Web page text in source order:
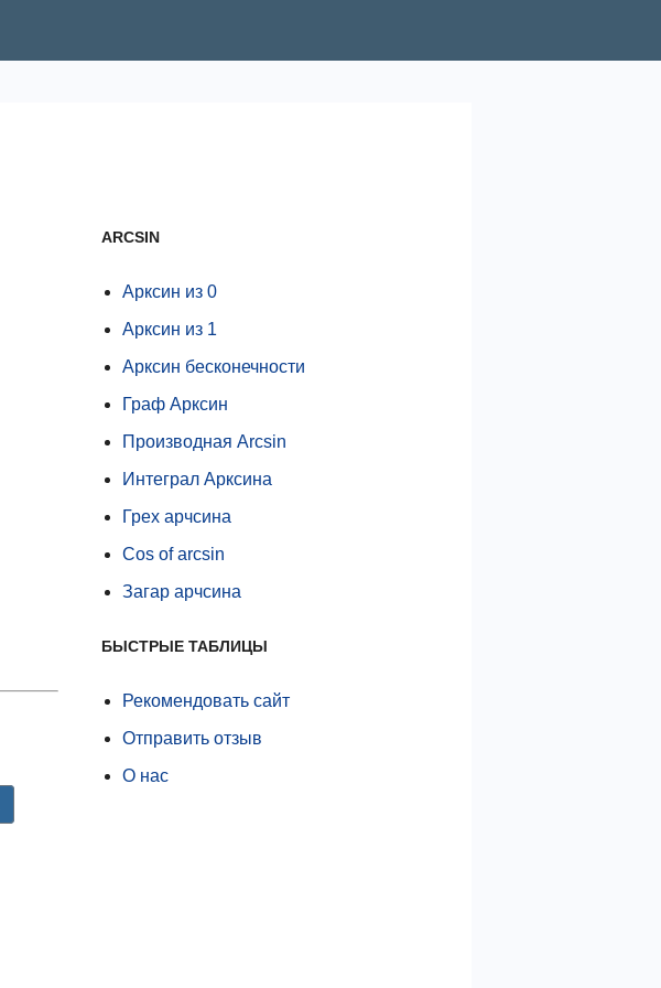
ARCSIN
Арксин из 0
Арксин из 1
Арксин бесконечности
Граф Арксин
Производная Arcsin
Интеграл Арксина
Грех арчсина
Cos of arcsin
Загар арчсина
БЫСТРЫЕ ТАБЛИЦЫ
Рекомендовать сайт
Отправить отзыв
О нас